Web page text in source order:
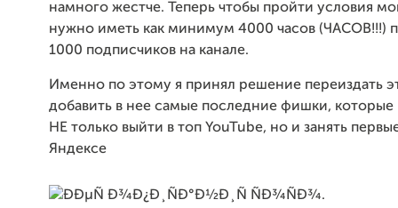
намного жестче. Теперь чтобы пройти условия
нужно иметь как минимум 4000 часов (ЧАСОВ!!!)
1000 подписчиков на канале.
Именно по этому я принял решение переиздать
добавить в нее самые последние фишки,
НЕ только выйти в топ YouTube, но и занять
Яндексе